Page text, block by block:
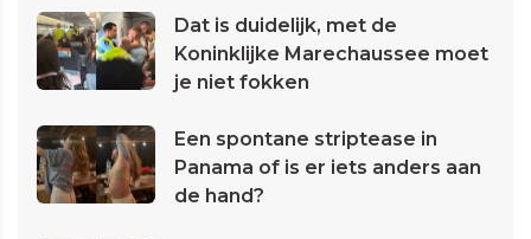
Dat is duidelijk, met de
Koninklijke Marechaussee moet
je niet fokken
Een spontane striptease in
Panama of is er iets anders aan
de hand?